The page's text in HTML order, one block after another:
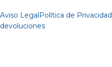
Aviso LegalPolítica de Privacidad
devoluciones